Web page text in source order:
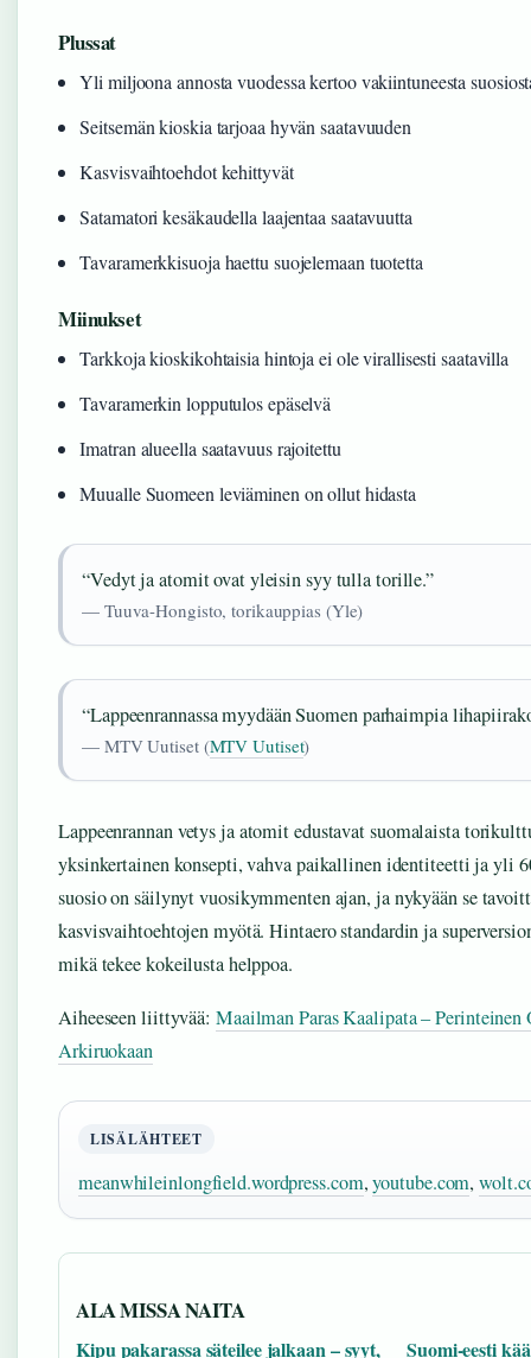
Plussat
Yli miljoona annosta vuodessa kertoo vakiintuneesta
Seitsemän kioskia tarjoaa hyvän saatavuuden
Kasvisvaihtoehdot kehittyvät
Satamatori kesäkaudella laajentaa saatavuutta
Tavaramerkkisuoja haettu suojelemaan tuotetta
Miinukset
Tarkkoja kioskikohtaisia hintoja ei ole virallisesti saatavilla
Tavaramerkin lopputulos epäselvä
Imatran alueella saatavuus rajoitettu
Muualle Suomeen leviäminen on ollut hidasta
“Vedyt ja atomit ovat yleisin syy tulla torille.”
— Tuuva-Hongisto, torikauppias (Yle)
“Lappeenrannassa myydään Suomen parhaimpia
— MTV Uutiset (MTV Uutiset)
Lappeenrannan vetys ja atomit edustavat suomalaista
yksinkertainen konsepti, vahva paikallinen identiteetti ja yli
suosio on säilynyt vuosikymmenten ajan, ja nykyään se
kasvisvaihtoehtojen myötä. Hintaero standardin ja
mikä tekee kokeilusta helppoa.
Aiheeseen liittyvää: Maailman Paras Kaalipata – Perinteinen
Arkiruokaan
LISÄLÄHTEET
meanwhileinlongfield.wordpress.com,youtube.com,
ALA MISSA NAITA
Kipu pakarassa säteilee jalkaan – syyt,
Suomi-eesti